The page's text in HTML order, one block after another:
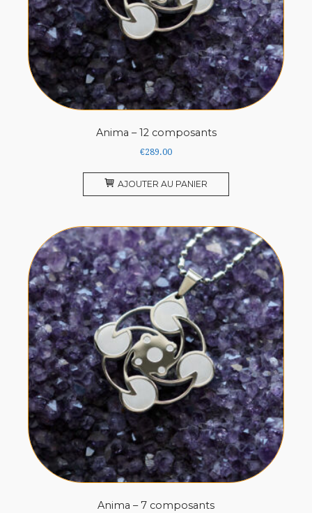
Anima – 12 composants
€289.00
AJOUTER AU PANIER
Anima – 7 composants